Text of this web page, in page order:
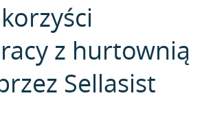
z hurtownią
Sellasist